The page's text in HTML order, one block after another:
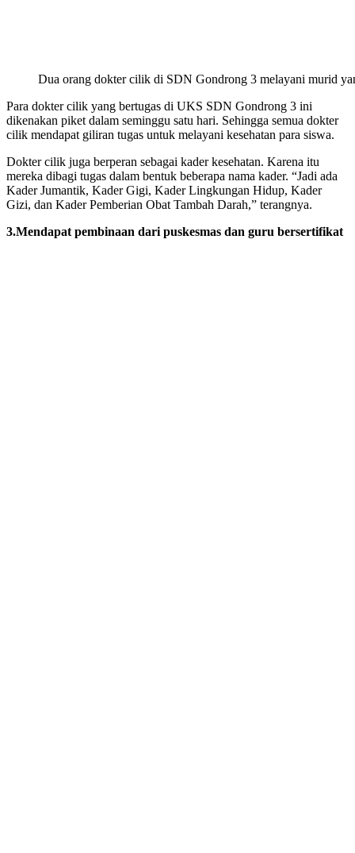
Dua orang dokter cilik di SDN Gondrong 3 melayani murid
Para dokter cilik yang bertugas di UKS SDN Gondrong 3 ini
dikenakan piket dalam seminggu satu hari. Sehingga semua dokter
cilik mendapat giliran tugas untuk melayani kesehatan para siswa.
Dokter cilik juga berperan sebagai kader kesehatan. Karena itu
mereka dibagi tugas dalam bentuk beberapa nama kader. “Jadi ada
Kader Jumantik, Kader Gigi, Kader Lingkungan Hidup, Kader
Gizi, dan Kader Pemberian Obat Tambah Darah,” terangnya.
3.Mendapat pembinaan dari puskesmas dan guru bersertifikat